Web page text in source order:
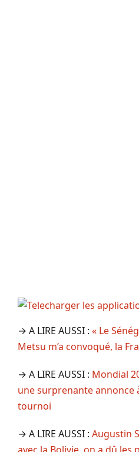
→ A LIRE AUSSI : « Le
Metsu m’a convoqué, la
→ A LIRE AUSSI : Mondial
une surprenante annonce
tournoi
→ A LIRE AUSSI : Augustin